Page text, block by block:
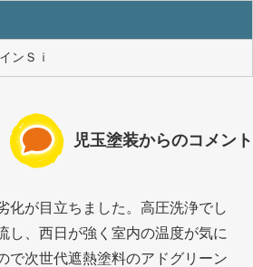
ンＳｉ
児玉塗装からのコメント
化が目立ちました。高圧洗浄でし
し、西日が強く室内の温度が気に
で次世代遮熱塗料のアドグリーン